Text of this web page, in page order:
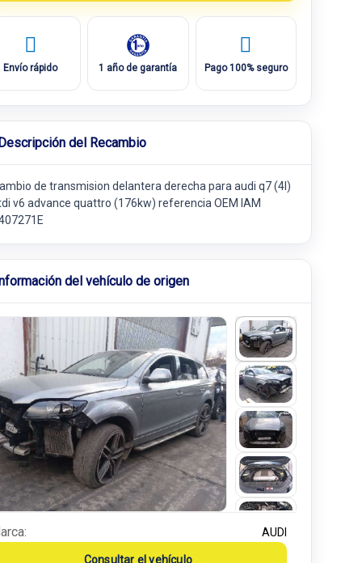
Envío rápido 1 año de garantía Pago 100% seguro
del Recambio
de transmision delantera derecha para audi q7 (4l)
v6 advance quattro (176kw) referencia OEM IAM
del vehículo de origen
AUDI
Consultar el vehículo